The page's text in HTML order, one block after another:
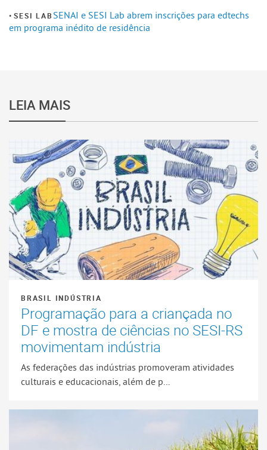
SESI LAB SENAI e SESI Lab abrem inscrições para edtechs
em programa inédito de residência
LEIA MAIS
BRASIL INDÚSTRIA
Programação para a criançada no
DF e mostra de ciências no SESI-RS
movimentam indústria
As federações das indústrias promoveram atividades
culturais e educacionais, além de p...